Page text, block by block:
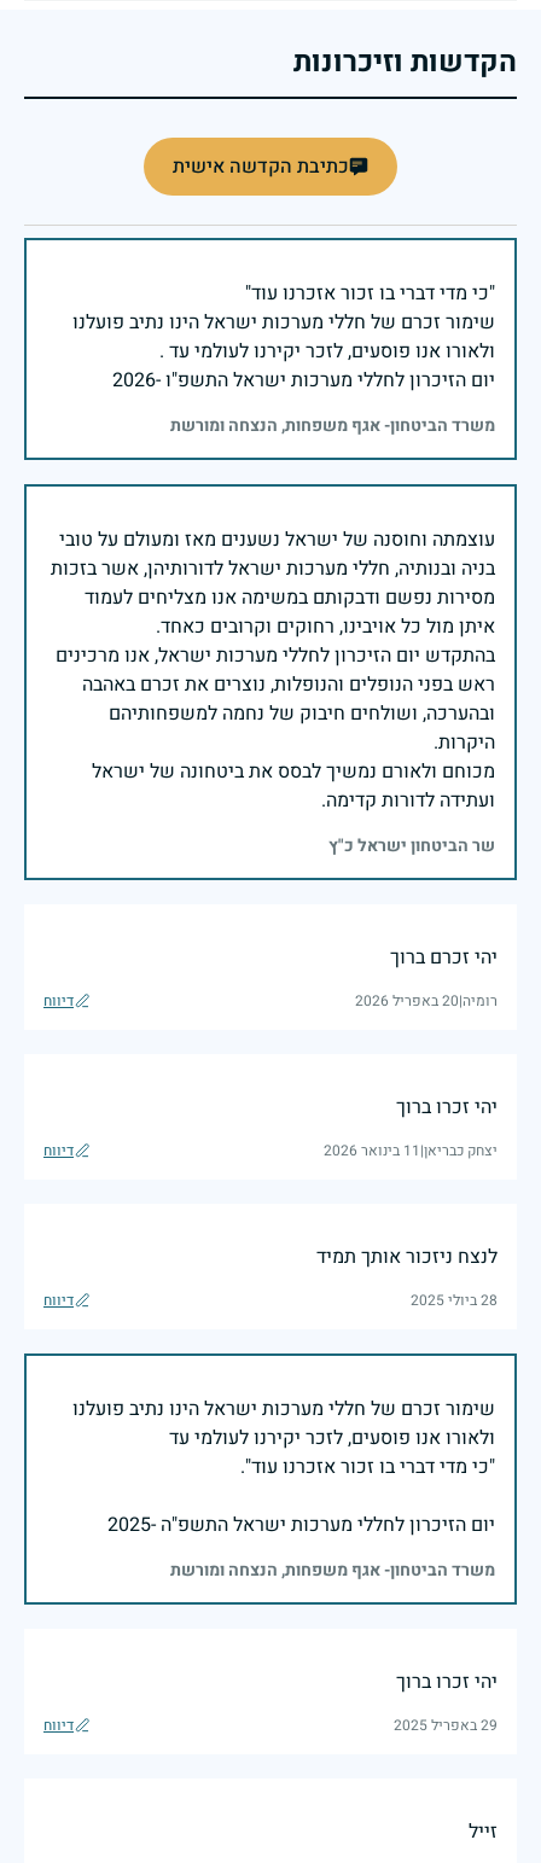
הקדשות וזיכרונות
כתיבת הקדשה אישית
שימור זכרם של חללי מערכות ישראל הינו נתיב פועלנו
יום הזיכרון לחללי מערכות ישראל התשפ"ו -2026
משרד הביטחון- אגף משפחות, הנצחה ומורשת
עוצמתה וחוסנה של ישראל נשענים מאז ומעולם על טובי
בניה ובנותיה, חללי מערכות ישראל לדורותיהן, אשר בזכות
מסירות נפשם ודבקותם במשימה אנו מצליחים לעמוד
בהתקדש יום הזיכרון לחללי מערכות ישראל, אנו מרכינים
ראש בפני הנופלים והנופלות, נוצרים את זכרם באהבה
ובהערכה, ושולחים חיבוק של נחמה למשפחותיהם
מכוחם ולאורם נמשיך לבסס את ביטחונה של ישראל
ועתידה לדורות קדימה.
שר הביטחון ישראל כ"ץ
יהי זכרם ברוך
רומיה|20 באפריל 2026 דיווח
יהי זכרו ברוך
יצחק כבריאן|11 בינואר 2026 דיווח
לנצח ניזכור אותך תמיד
28 ביולי 2025 דיווח
שימור זכרם של חללי מערכות ישראל הינו נתיב פועלנו
יום הזיכרון לחללי מערכות ישראל התשפ"ה -2025
משרד הביטחון- אגף משפחות, הנצחה ומורשת
יהי זכרו ברוך
29 באפריל 2025 דיווח
זייל